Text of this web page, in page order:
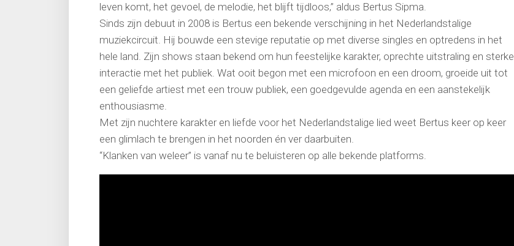
leven komt, het gevoel, de melodie, het blijft tijdloos,” aldus Bertus Sipma.
Sinds zijn debuut in 2008 is Bertus een bekende verschijning in het Nederlandstalige
muziekcircuit. Hij bouwde een stevige reputatie op met diverse singles en optredens in het
hele land. Zijn shows staan bekend om hun feestelijke karakter, oprechte uitstraling en sterke
interactie met het publiek. Wat ooit begon met een microfoon en een droom, groeide uit tot
een geliefde artiest met een trouw publiek, een goedgevulde agenda en een aanstekelijk
enthousiasme.
Met zijn nuchtere karakter en liefde voor het Nederlandstalige lied weet Bertus keer op keer
een glimlach te brengen in het noorden én ver daarbuiten.
“Klanken van weleer” is vanaf nu te beluisteren op alle bekende platforms.